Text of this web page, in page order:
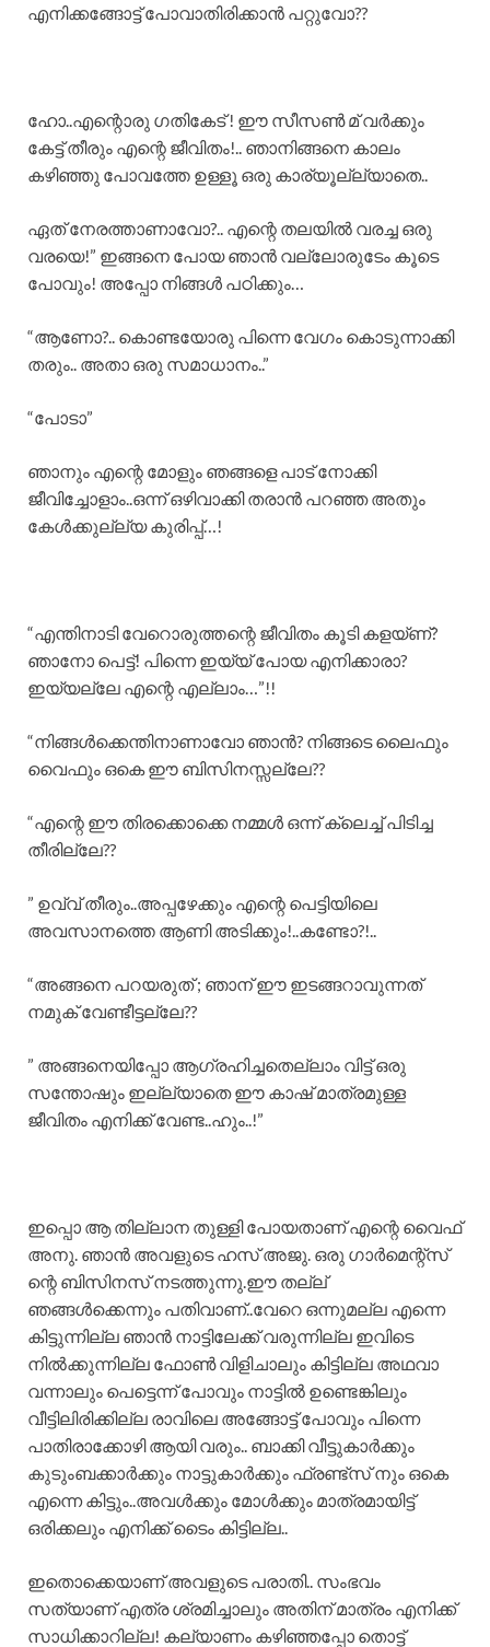
എനിക്കങ്ങോട്ട് പോവാതിരിക്കാൻ പറ്റുവോ??
ഹോ..എന്റൊരു ഗതികേട് ! ഈ സീസൺ മ് വർക്കും
കേട്ട് തീരും എന്റെ ജീവിതം!.. ഞാനിങ്ങനെ കാലം
കഴിഞ്ഞു പോവത്തേ ഉള്ളൂ ഒരു കാര്യൂല്ല്യാതെ..
ഏത് നേരത്താണാവോ?.. എന്റെ തലയിൽ വരച്ച ഒരു
വരയെ!” ഇങ്ങനെ പോയ ഞാൻ വല്ലോരുടേം കൂടെ
പോവും! അപ്പോ നിങ്ങൾ പഠിക്കും…
“ആണോ?.. കൊണ്ടയോരു പിന്നെ വേഗം കൊടുന്നാക്കി
തരും.. അതാ ഒരു സമാധാനം..”
“പോടാ”
ഞാനും എന്റെ മോളും ഞങ്ങളെ പാട് നോക്കി
ജീവിച്ചോളാം..ഒന്ന് ഒഴിവാക്കി തരാൻ പറഞ്ഞ അതും
കേൾക്കുല്ല്യ കുരിപ്പ്…!
“എന്തിനാടി വേറൊരുത്തന്റെ ജീവിതം കൂടി കളയ്ണ്?
ഞാനോ പെട്ട്! പിന്നെ ഇയ്യ്‌ പോയ എനിക്കാരാ?
ഇയ്യല്ലേ എന്റെ എല്ലാം…”!!
“നിങ്ങൾക്കെന്തിനാണാവോ ഞാൻ? നിങ്ങടെ ലൈഫും
വൈഫും ഒകെ ഈ ബിസിനസ്സല്ലേ??
“എന്റെ ഈ തിരക്കൊക്കെ നമ്മൾ ഒന്ന് ക്ലെച്ച് പിടിച്ച
തീരില്ലേ??
” ഉവ്വ് തീരും..അപ്പഴേക്കും എന്റെ പെട്ടിയിലെ
അവസാനത്തെ ആണി അടിക്കും!..കണ്ടോ?!..
“അങ്ങനെ പറയരുത് ; ഞാന് ഈ ഇടങ്ങറാവുന്നത്
നമുക് വേണ്ടീട്ടല്ലേ??
” അങ്ങനെയിപ്പോ ആഗ്രഹിച്ചതെല്ലാം വിട്ട് ഒരു
സന്തോഷും ഇല്ല്യാതെ ഈ കാഷ് മാത്രമുള്ള
ജീവിതം എനിക്ക് വേണ്ട..ഹും..!”
ഇപ്പൊ ആ തില്ലാന തുള്ളി പോയതാണ് എന്റെ വൈഫ്
അനു. ഞാൻ അവളുടെ ഹസ് അജു. ഒരു ഗാർമെന്റ്സ്
ന്റെ ബിസിനസ് നടത്തുന്നു.ഈ തല്ല്
ഞങ്ങൾക്കെന്നും പതിവാണ്..വേറെ ഒന്നുമല്ല എന്നെ
കിട്ടുന്നില്ല ഞാൻ നാട്ടിലേക്ക് വരുന്നില്ല ഇവിടെ
നിൽക്കുന്നില്ല ഫോൺ വിളിചാലും കിട്ടില്ല അഥവാ
വന്നാലും പെട്ടെന്ന് പോവും നാട്ടിൽ ഉണ്ടെങ്കിലും
വീട്ടിലിരിക്കില്ല രാവിലെ അങ്ങോട്ട് പോവും പിന്നെ
പാതിരാക്കോഴി ആയി വരും.. ബാക്കി വീട്ടുകാർക്കും
കുടുംബക്കാർക്കും നാട്ടുകാർക്കും ഫ്രണ്ട്‌സ് നും ഒകെ
എന്നെ കിട്ടും..അവൾക്കും മോൾക്കും മാത്രമായിട്ട്
ഒരിക്കലും എനിക്ക് ടൈം കിട്ടില്ല..
ഇതൊക്കെയാണ് അവളുടെ പരാതി.. സംഭവം
സത്യാണ് എത്ര ശ്രമിച്ചാലും അതിന് മാത്രം എനിക്ക്
സാധിക്കാറില്ല! കല്യാണം കഴിഞ്ഞപ്പോ തൊട്ട്